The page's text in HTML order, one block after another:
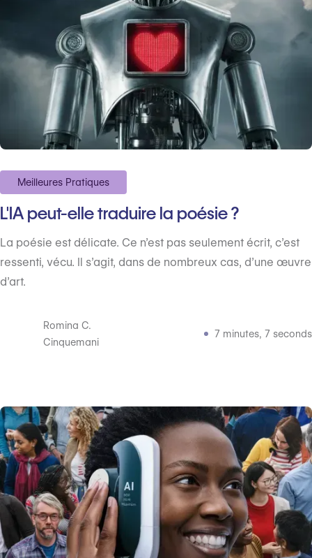
Meilleures Pratiques
L'IA peut-elle traduire la poésie ?
La poésie est délicate. Ce n’est pas seulement écrit, c’est
ressenti, vécu. Il s’agit, dans de nombreux cas, d’une œuvre
d’art.
Romina C.
Cinquemani
7 minutes, 7 seconds